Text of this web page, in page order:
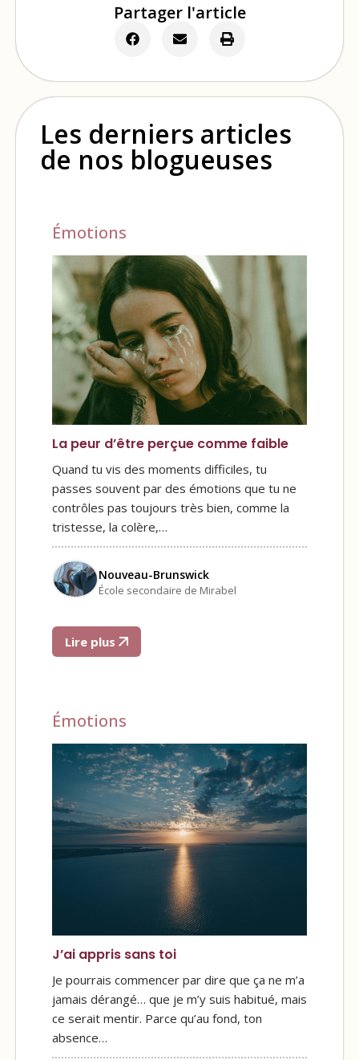
Partager l'article
Les derniers articles
de nos blogueuses
Émotions
La peur d’être perçue comme faible
Quand tu vis des moments difficiles, tu
passes souvent par des émotions que tu ne
contrôles pas toujours très bien, comme la
tristesse, la colère,…
Nouveau-Brunswick
École secondaire de Mirabel
Lire plus
Émotions
J’ai appris sans toi
Je pourrais commencer par dire que ça ne m’a
jamais dérangé… que je m’y suis habitué, mais
ce serait mentir. Parce qu’au fond, ton
absence…